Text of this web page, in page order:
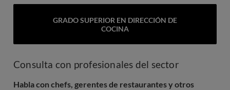
GRADO SUPERIOR EN DIRECCIÓN DE
COCINA
Consulta con profesionales del sector
Habla con chefs, gerentes de restaurantes y otros